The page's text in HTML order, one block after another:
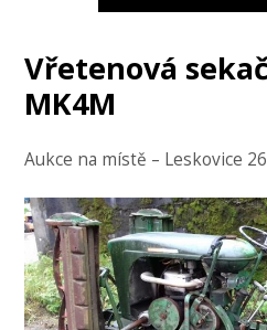
Vřetenová
MK4M
Aukce na místě – Leskovice